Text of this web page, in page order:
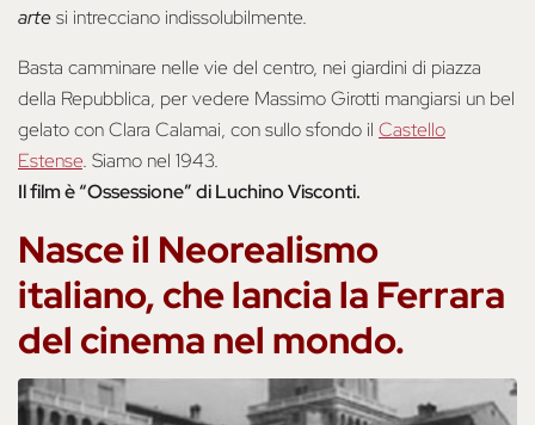
artesi intrecciano indissolubilmente.
Basta camminare nelle vie del centro, nei giardini di piazza
della Repubblica, per vedere Massimo Girotti mangiarsi un bel
gelato con Clara Calamai, con sullo sfondo il Castello
Estense. Siamo nel 1943.
Il film è “Ossessione” di Luchino Visconti.
Nasce il Neorealismo
italiano, che lancia la Ferrara
del cinema nel mondo.